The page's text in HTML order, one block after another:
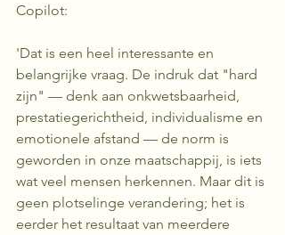
Copilot:
'Dat is een heel interessante en
belangrijke vraag. De indruk dat "hard
zijn" — denk aan onkwetsbaarheid,
prestatiegerichtheid, individualisme en
emotionele afstand — de norm is
geworden in onze maatschappij, is iets
wat veel mensen herkennen. Maar dit is
geen plotselinge verandering; het is
eerder het resultaat van meerdere